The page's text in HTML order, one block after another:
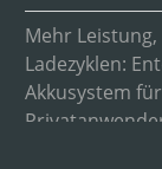
Mehr
Ladezyklen:
Akkusystem